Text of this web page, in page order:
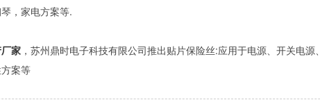
，家电方案等.
家 ，苏州鼎时电子科技有限公司推出贴片保险丝:应用于电源、开关电源
案等